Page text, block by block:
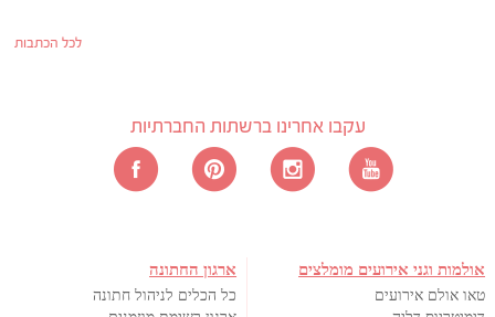
לכל הכתבות
עקבו אחרינו ברשתות החברתיות
אולמות וגני אירועים מומלצים
טאו אולם אירועים
ארגון החתונה
כל הכלים לניהול חתונה